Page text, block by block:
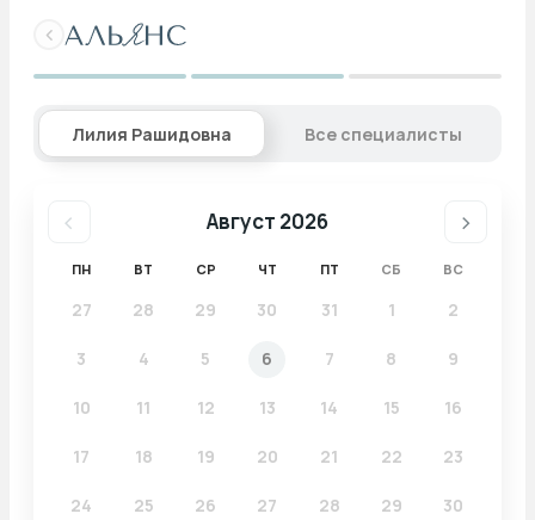
Лилия Рашидовна Все специалисты
Выбрать время
‹ Август 2026 ›
ПН ВТ СР ЧТ ПТ СБ ВС
27 28 29 30 31 1 2
3 4 5 6 7 8 9
10 11 12 13 14 15 16
17 18 19 20 21 22 23
24 25 26 27 28 29 30